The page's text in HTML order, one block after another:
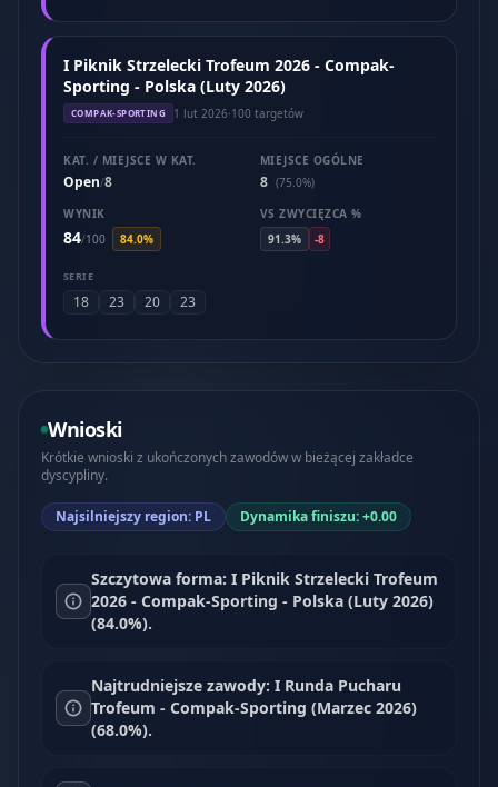
I Piknik Strzelecki Trofeum 2026 - Compak-
Sporting - Polska (Luty 2026)
COMPAK-SPORTING 1 lut 2026·100 targetów
KAT. / MIEJSCE W KAT.
Open/8
MIEJSCE OGÓLNE
8 (75.0%)
WYNIK
84/100 84.0%
VS ZWYCIĘZCA %
91.3%
-8
SERIE
18 23 20 23
Wnioski
Krótkie wnioski z ukończonych zawodów w bieżącej zakładce
dyscypliny.
Najsilniejszy region: PL Dynamika finiszu: +0.00
Szczytowa forma: I Piknik Strzelecki Trofeum
2026 - Compak-Sporting - Polska (Luty 2026)
(84.0%).
Najtrudniejsze zawody: I Runda Pucharu
Trofeum - Compak-Sporting (Marzec 2026)
(68.0%).